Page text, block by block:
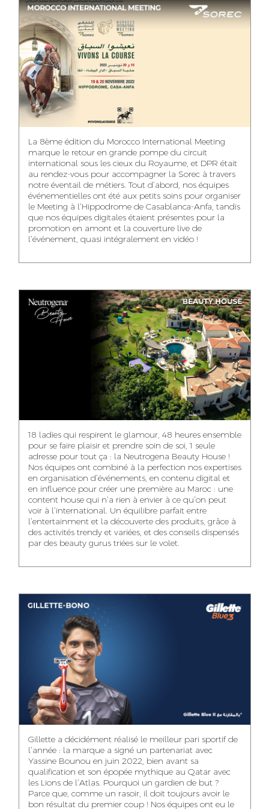
ASMAA MAZZI
ACCOUNT
DIRECTOR
TAHA EL BEIDORI
ART DIRECTOR
FINANCIAL
MANAGER
ACCOUNT
MANAGER
BOUDAR
ART DIRECTOR
FATIMA ZAHRA
DEBBAGH
ACCOUNT
MOHAMED
HARRATIA
DIGITAL MANAGER
NABILA SAMOUN
MEDIA ANALYST
GHITA EL ARABI
EZZAKI SALMA
ACCOUNT
MANAGER
ANASS ELRHAZI
EDITORIAL
MANAGER AND
CONTENT
YAHYA LOULIDI
MEDIA RELATIONS
MANAGER
NIAMA EL YOSSRI
DIGITAL MANAGER
WA-IL ZRYOUIL
PUBLIC RELATIONS
CONSULTANT
NOUREDDINE
SAMADI
ART DIRECTOR
MOHAMED
LEHMOUM
ART DIRECTOR
MEHDI ZERRAD
MANAGER
CHAIMAA
DIGITAL MANAGER
IDMOUSSA SAFAA
PUBLIC RELATIONS
CONSULTANT
NOUHAILA DIKER
IMANE LACHGUER
EXECUTIVE
DOUNIA SADOUK
ACCOUNTANT
OUSSAMA
BENHAMOU
GRAPHIC
DESIGNER
La 8ème édition du Morocco International Meeting
marque le retour en grande pompe du circuit
international sous les cieux du Royaume, et DPR était
au rendez-vous pour accompagner la Sorec à travers
notre éventail de métiers. Tout d’abord, nos équipes
événementielles ont été aux petits soins pour organiser
le Meeting à l’Hippodrome de Casablanca-Anfa, tandis
que nos équipes digitales étaient présentes pour la
promotion en amont et la couverture live de
l’événement, quasi intégralement en vidéo !
18 ladies qui respirent le glamour, 48 heures ensemble
pour se faire plaisir et prendre soin de soi, 1 seule
adresse pour tout ça : la Neutrogena Beauty House !
Nos équipes ont combiné à la perfection nos expertises
en organisation d’événements, en contenu digital et
en influence pour créer une première au Maroc : une
content house qui n’a rien à envier à ce qu’on peut
voir à l’international. Un équilibre parfait entre
l’entertainment et la découverte des produits, grâce à
des activités trendy et variées, et des conseils dispensés
par des beauty gurus triées sur le volet.
Gillette a décidément réalisé le meilleur pari sportif de
l’année : la marque a signé un partenariat avec
Yassine Bounou en juin 2022, bien avant sa
qualification et son épopée mythique au Qatar avec
les Lions de l’Atlas. Pourquoi un gardien de but ?
Parce que, comme un rasoir, il doit toujours avoir le
bon résultat du premier coup ! Nos équipes ont eu le